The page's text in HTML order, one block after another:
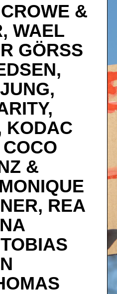
&
WAEL
GÖRSS
KODAC
&
REA